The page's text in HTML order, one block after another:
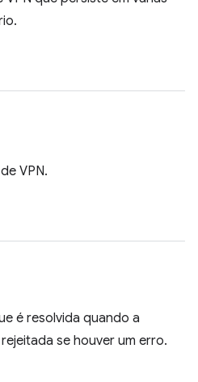
VPN.
é resolvida quando a
se houver um erro.